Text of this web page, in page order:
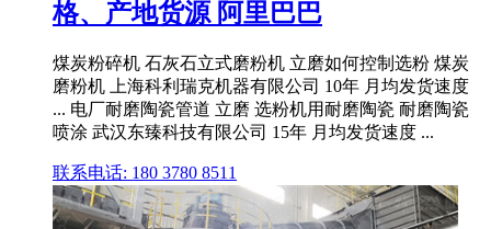
格、产地货源 阿里巴巴
煤炭粉碎机 石灰石立式磨粉机 立磨如何控制选粉 煤炭
磨粉机 上海科利瑞克机器有限公司 10年 月均发货速度
... 电厂耐磨陶瓷管道 立磨 选粉机用耐磨陶瓷 耐磨陶瓷
喷涂 武汉东臻科技有限公司 15年 月均发货速度 ...
联系电话: 180 3780 8511